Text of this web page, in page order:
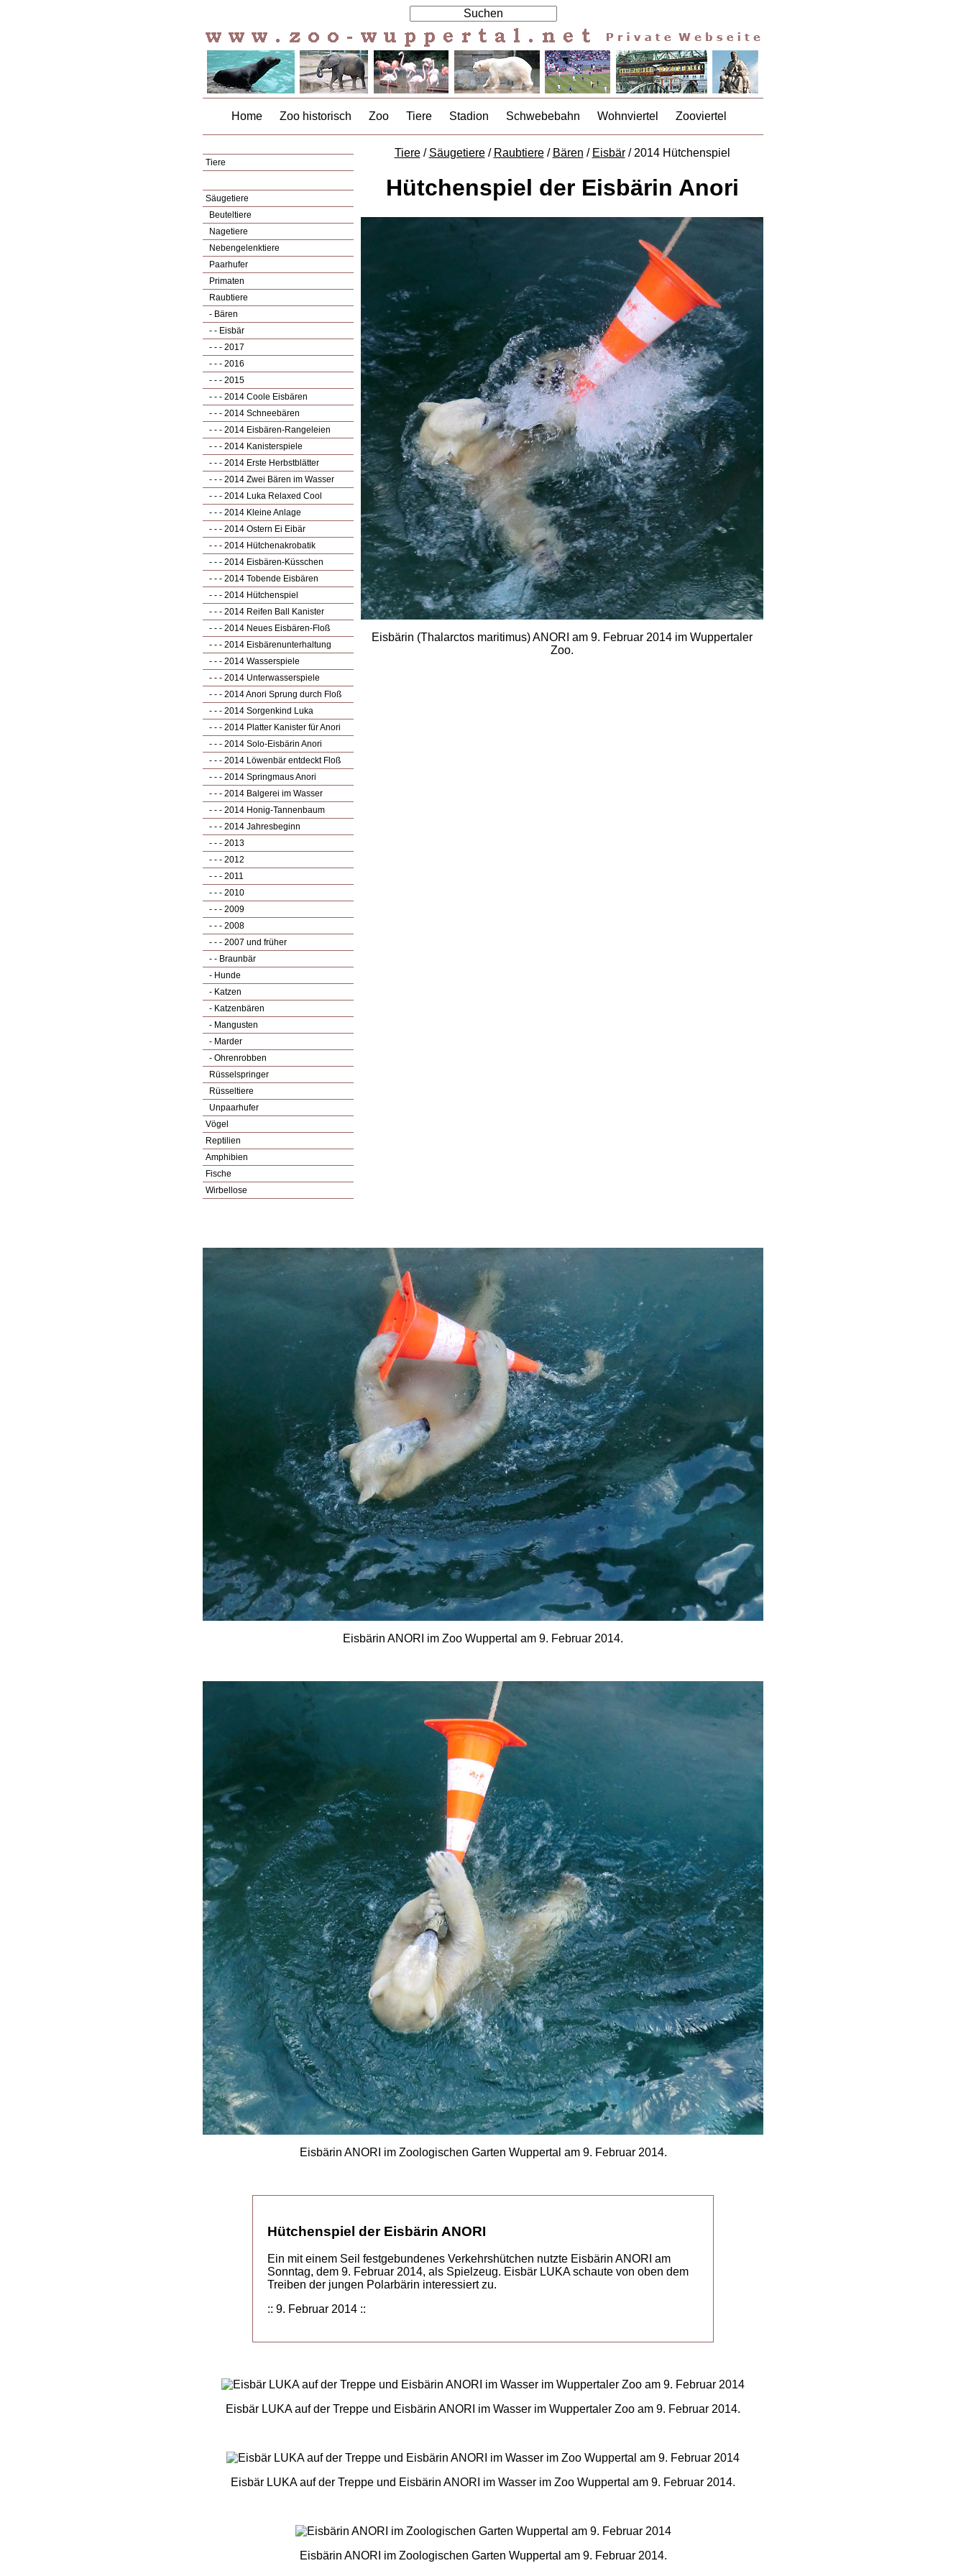
Home Zoo historisch Zoo Tiere Stadion Schwebebahn Wohnviertel Zooviertel
Tiere
Säugetiere
Beuteltiere
Nagetiere
Nebengelenktiere
Paarhufer
Primaten
Raubtiere
- Bären
- - Eisbär
- - - 2017
- - - 2016
- - - 2015
- - - 2014 Coole Eisbären
- - - 2014 Schneebären
- - - 2014 Eisbären-Rangeleien
- - - 2014 Kanisterspiele
- - - 2014 Erste Herbstblätter
- - - 2014 Zwei Bären im Wasser
- - - 2014 Luka Relaxed Cool
- - - 2014 Kleine Anlage
- - - 2014 Ostern Ei Eibär
- - - 2014 Hütchenakrobatik
- - - 2014 Eisbären-Küsschen
- - - 2014 Tobende Eisbären
- - - 2014 Hütchenspiel
- - - 2014 Reifen Ball Kanister
- - - 2014 Neues Eisbären-Floß
- - - 2014 Eisbärenunterhaltung
- - - 2014 Wasserspiele
- - - 2014 Unterwasserspiele
- - - 2014 Anori Sprung durch Floß
- - - 2014 Sorgenkind Luka
- - - 2014 Platter Kanister für Anori
- - - 2014 Solo-Eisbärin Anori
- - - 2014 Löwenbär entdeckt Floß
- - - 2014 Springmaus Anori
- - - 2014 Balgerei im Wasser
- - - 2014 Honig-Tannenbaum
- - - 2014 Jahresbeginn
- - - 2013
- - - 2012
- - - 2011
- - - 2010
- - - 2009
- - - 2008
- - - 2007 und früher
- - Braunbär
- Hunde
- Katzen
- Katzenbären
- Mangusten
- Marder
- Ohrenrobben
Rüsselspringer
Rüsseltiere
Unpaarhufer
Vögel
Reptilien
Amphibien
Fische
Wirbellose
Tiere/ Säugetiere/ Raubtiere/ Bären / Eisbär/ 2014 Hütchenspiel
Hütchenspiel der Eisbärin Anori
Eisbärin (Thalarctos maritimus) ANORI am 9. Februar 2014 im Wuppertaler
Zoo.
Eisbärin ANORI im Zoo Wuppertal am 9. Februar 2014.
Eisbärin ANORI im Zoologischen Garten Wuppertal am 9. Februar 2014.
Hütchenspiel der Eisbärin ANORI
Ein mit einem Seil festgebundenes Verkehrshütchen nutzte Eisbärin ANORI am
Sonntag, dem 9. Februar 2014, als Spielzeug. Eisbär LUKA schaute von oben dem
Treiben der jungen Polarbärin interessiert zu.
:: 9. Februar 2014 ::
Eisbär LUKA auf der Treppe und Eisbärin ANORI im Wasser im Wuppertaler Zoo am 9. Februar 2014.
Eisbär LUKA auf der Treppe und Eisbärin ANORI im Wasser im Zoo Wuppertal am 9. Februar 2014.
Eisbärin ANORI im Zoologischen Garten Wuppertal am 9. Februar 2014.